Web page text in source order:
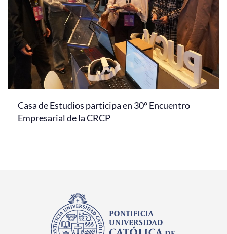
Casa de Estudios participa en 30° Encuentro
Empresarial de la CRCP